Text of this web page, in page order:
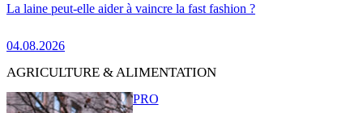
La laine peut-elle aider à vaincre la fast fashion ?
04.08.2026
AGRICULTURE & ALIMENTATION
PRO